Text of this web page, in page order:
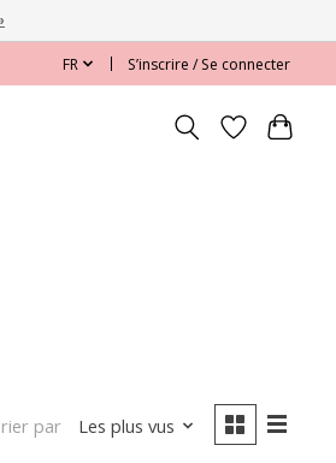
FR S’inscrire / Se connecter
par Les plus vus